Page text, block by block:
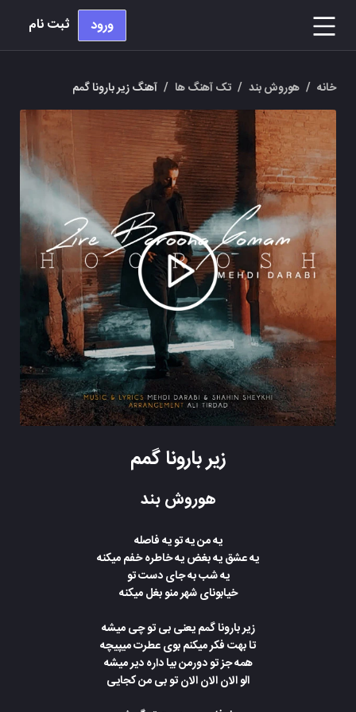
ورود ثبت نام
خانه / هوروش بند / تک آهنگ ها / آهنگ زیر بارونا گمم
زیر بارونا گمم
هوروش بند
یه من یه تو یه فاصله
یه عشق یه بغض یه خاطره خفم میکنه
یه شب به جای دست تو
خیابونای شهر منو بغل میکنه
زیر بارونا گمم یعنی بی تو چی میشه
تا بهت فکر میکنم بوی عطرت میپیچه
همه جز تو دورمن بیا داره دیر میشه
الو الان الان الان تو بی من کجایی